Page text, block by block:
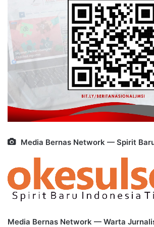
Media Bernas Network — Spirit
Media Bernas Network — Warta